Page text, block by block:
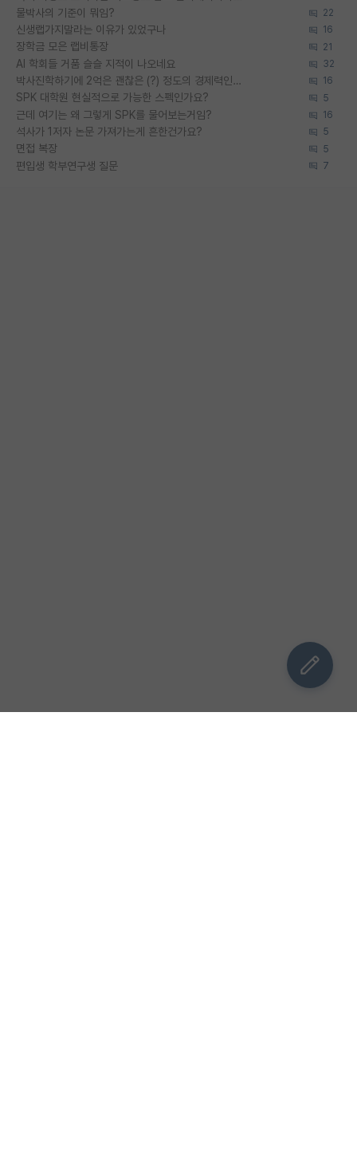
물박사의 기준이 뭐임? 22
신생랩가지말라는 이유가 있었구나 16
장학금 모은 랩비통장 21
AI 학회들 거품 슬슬 지적이 나오네요 32
박사진학하기에 2억은 괜찮은 (?) 정도의 경제력인가요 16
SPK 대학원 현실적으로 가능한 스펙인가요? 5
근데 여기는 왜 그렇게 SPK를 물어보는거임? 16
석사가 1저자 논문 가져가는게 흔한건가요? 5
면접 복장 5
편입생 학부연구생 질문 7